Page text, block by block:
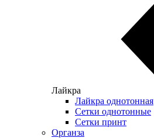
Лайкра
Лайкра однотонная
Сетки однотонные
Сетки принт
Органза